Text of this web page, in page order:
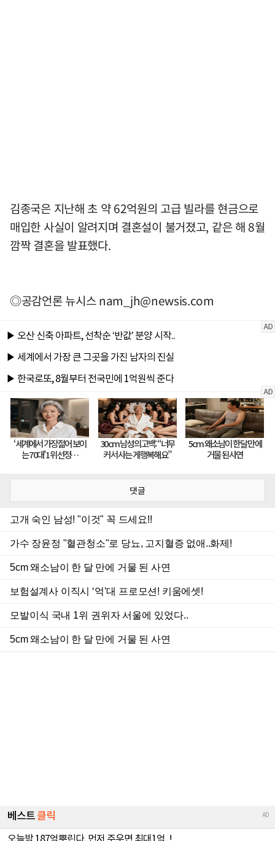
김종국은 지난해 초 약 62억원의 고급 빌라를 현금으로
매입한 사실이 알려지며 결혼설이 불거졌고, 같은 해 8월
깜짝 결혼을 발표했다.
◎공감언론 뉴시스nam_jh@newsis.com
댓글